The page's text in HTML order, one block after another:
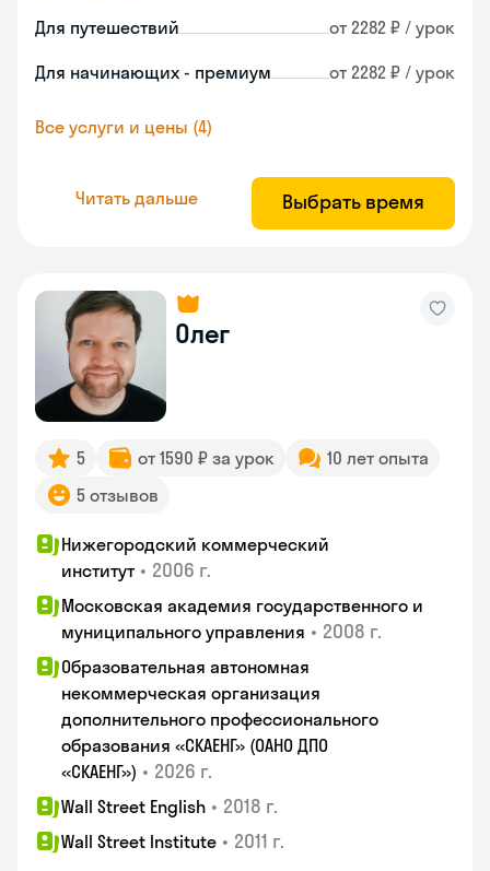
Для путешествий от 2282 ₽ / урок
Для начинающих - премиум от 2282 ₽ / урок
Все услуги и цены (4)
Читать дальше Выбрать время
Олег
5 от 1590 ₽ за урок
10 лет опыта
5 отзывов
Нижегородский коммерческий
институт • 2006 г.
Московская академия государственного и
муниципального управления • 2008 г.
Образовательная автономная
некоммерческая организация
дополнительного профессионального
образования «СКАЕНГ» (ОАНО ДПО
«СКАЕНГ») • 2026 г.
Wall Street English • 2018 г.
Wall Street Institute • 2011 г.